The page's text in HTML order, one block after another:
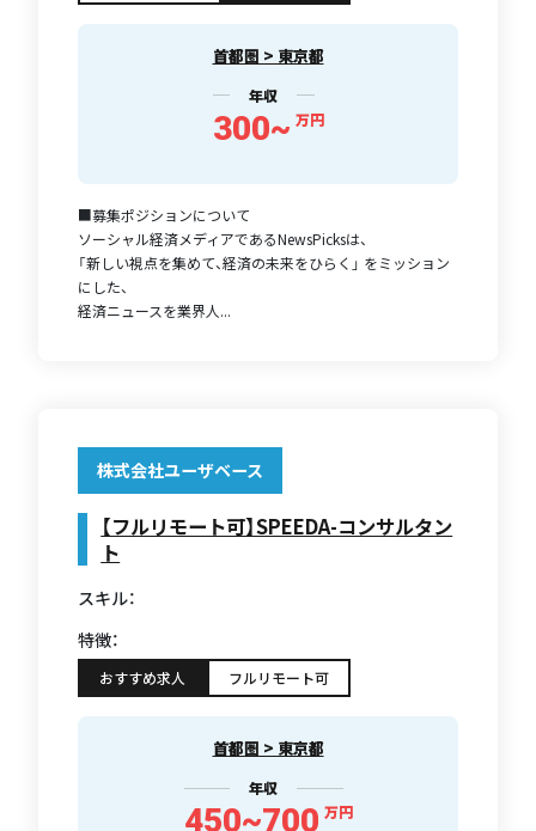
首都圏 > 東京都
年収
300~ 万円
■募集ポジションについて
ソーシャル経済メディアであるNewsPicksは、
「新しい視点を集めて、経済の未来をひらく」 をミッション
にした、
経済ニュースを業界人...
株式会社ユーザベース
【フルリモート可】SPEEDA-コンサルタン
ト
スキル：
特徴：
おすすめ求人 フルリモート可
首都圏 > 東京都
年収
450~700 万円